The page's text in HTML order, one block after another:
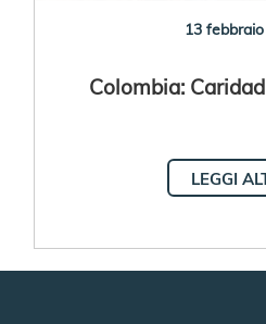
13
Colombia:
LEGGI